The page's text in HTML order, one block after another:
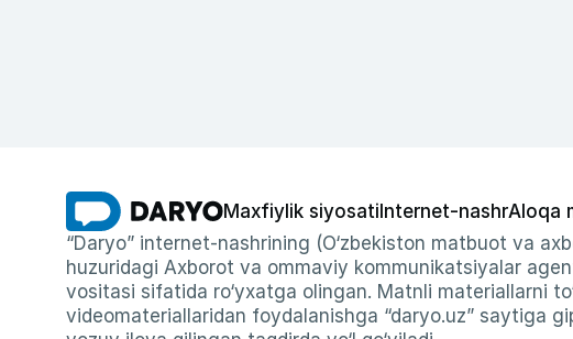
Maxfiylik siyosati Internet-nashrAloqa
“Daryo” internet-nashrining (O‘zbekiston matbuot va
huzuridagi Axborot va ommaviy kommunikatsiyalar
vositasi sifatida ro‘yxatga olingan. Matnli materiallarni
videomateriallaridan foydalanishga “daryo.uz” saytiga